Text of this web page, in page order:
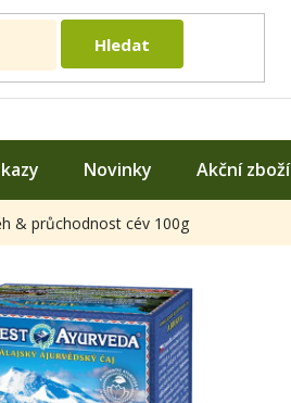
Hledat
Novinky Akční zboží
& průchodnost cév 100g